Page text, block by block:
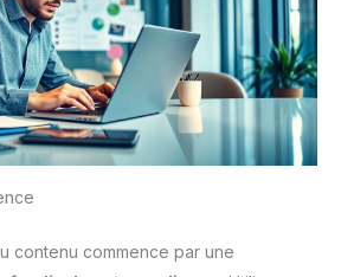
contenu commence par une